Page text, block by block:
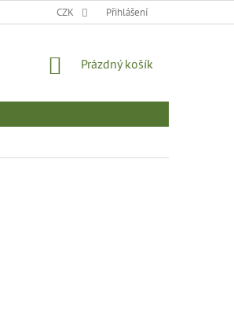
CZK Přihlášení
NÁKUPNÍ
Prázdný košík